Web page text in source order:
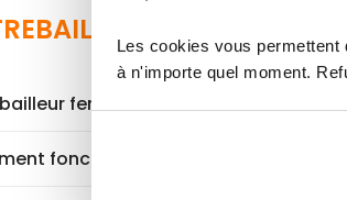
Les cookies vous
à n'importe quel moment.
FENÊTRE : LE
fenêtre : c'est quoi ?
fonctionne un entrebailleur